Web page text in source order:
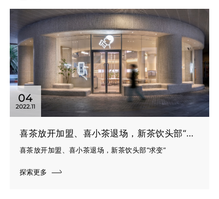
04
2022.11
喜茶放开加盟、喜小茶退场，新茶饮头部“求变”
喜茶放开加盟、喜小茶退场，新茶饮头部“求变”
探索更多